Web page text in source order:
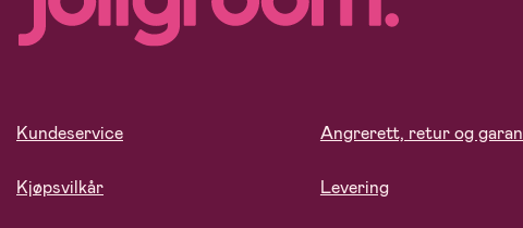
Kundeservice
Kjøpsvilkår
Angrerett, retur og
Levering